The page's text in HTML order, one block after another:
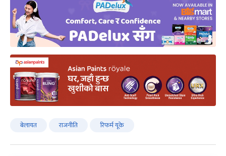
बेलायत राजनीति रिफर्म यूके